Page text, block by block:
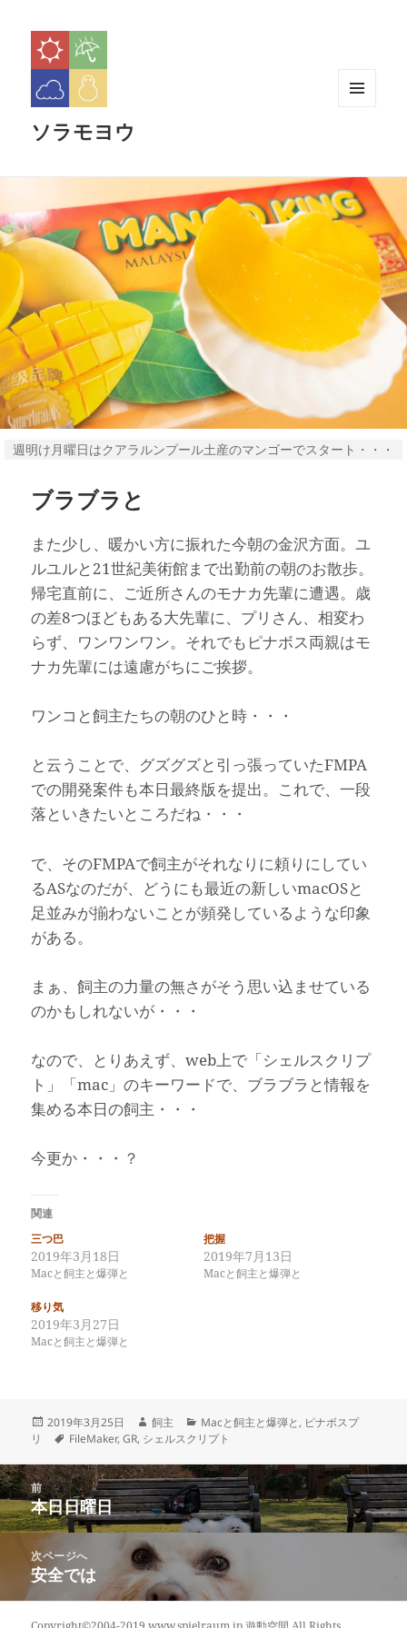
ソラモヨウ
週明け月曜日はクアラルンプール土産のマンゴーでスタート・・・
ブラブラと
また少し、暖かい方に振れた今朝の金沢方面。ユ
ルユルと21世紀美術館まで出勤前の朝のお散歩。
帰宅直前に、ご近所さんのモナカ先輩に遭遇。歳
の差8つほどもある大先輩に、プリさん、相変わ
らず、ワンワンワン。それでもピナボス両親はモ
ナカ先輩には遠慮がちにご挨拶。
ワンコと飼主たちの朝のひと時・・・
と云うことで、グズグズと引っ張っていたFMPA
での開発案件も本日最終版を提出。これで、一段
落といきたいところだね・・・
で、そのFMPAで飼主がそれなりに頼りにしてい
るASなのだが、どうにも最近の新しいmacOSと
足並みが揃わないことが頻発しているような印象
がある。
まぁ、飼主の力量の無さがそう思い込ませている
のかもしれないが・・・
なので、とりあえず、web上で「シェルスクリプ
ト」「mac」のキーワードで、ブラブラと情報を
集める本日の飼主・・・
今更か・・・？
関連
三つ巴
2019年3月18日
Macと飼主と爆弾と
把握
2019年7月13日
Macと飼主と爆弾と
移り気
2019年3月27日
Macと飼主と爆弾と
投
稿
2019年3月25日
作
成
飼主
カ
テ
リ
ー
Macと飼主と爆弾と , ピナボスプ
リ
タ
FileMaker,GR, シェルスクリプト
投
稿
ナ
シ
前
前
の
投
稿:
本日日曜日
次ページへ
次
の
投
安全では